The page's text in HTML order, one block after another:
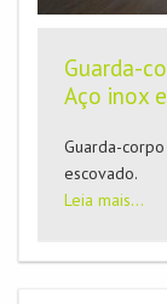
Guarda-
Aço inox
Guarda-
escovado.
Leia mais...